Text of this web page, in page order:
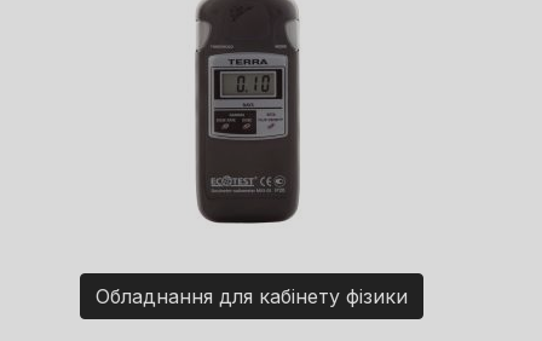
Обладнання для кабінету фізики